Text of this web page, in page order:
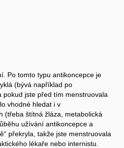
Po tomto typu antikoncepce je
(bývá například po
jste před tím menstruovala
vhodné hledat i v
(třeba štítná žláza, metabolická
užívání antikoncepce a
překryla, takže jste menstruovala
lékaře nebo internistu.